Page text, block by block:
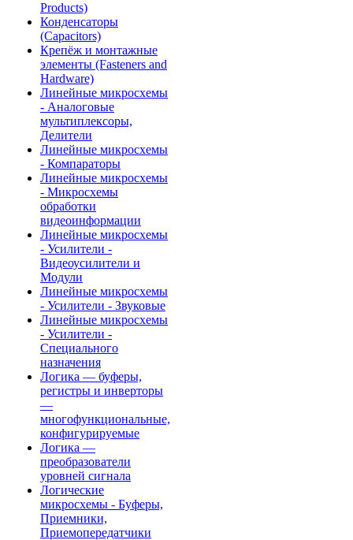
Products)
Конденсаторы
(Capacitors)
Крепёж и монтажные
элементы (Fasteners and
Hardware)
Линейные микросхемы
- Аналоговые
мультиплексоры,
Делители
Линейные микросхемы
- Компараторы
Линейные микросхемы
- Микросхемы
обработки
видеоинформации
Линейные микросхемы
- Усилители -
Видеоусилители и
Модули
Линейные микросхемы
- Усилители - Звуковые
Линейные микросхемы
- Усилители -
Специального
назначения
Логика — буферы,
регистры и инверторы
—
многофункциональные,
конфигурируемые
Логика —
преобразователи
уровней сигнала
Логические
микросхемы - Буферы,
Приемники,
Приемопередатчики